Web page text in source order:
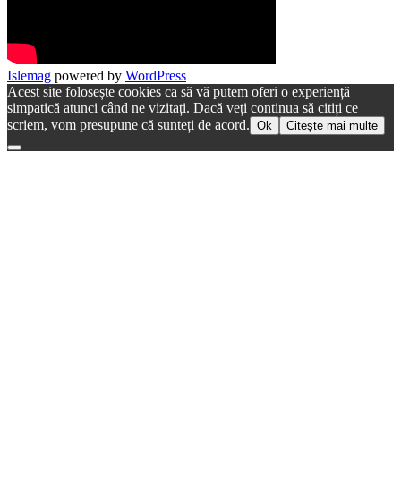
Islemag powered by WordPress
Acest site folosește cookies ca să vă putem oferi o experiență
simpatică atunci când ne vizitați. Dacă veți continua să citiți ce
scriem, vom presupune că sunteți de acord. Ok Citește mai multe